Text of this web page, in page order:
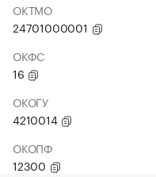
ОКТМО
24701000001
ОКФС
16
ОКОГУ
4210014
ОКОПФ
12300